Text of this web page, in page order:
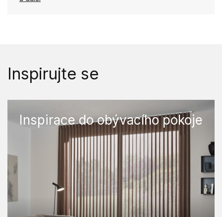
Inspirujte se
Inspirace do obývacího pokoje